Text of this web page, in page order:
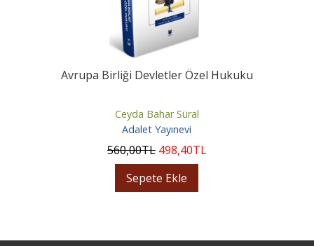
Avrupa Birliği Devletler Özel Hukuku
Ceyda Bahar Süral
Adalet Yayınevi
560,00TL 498,40TL
Sepete Ekle